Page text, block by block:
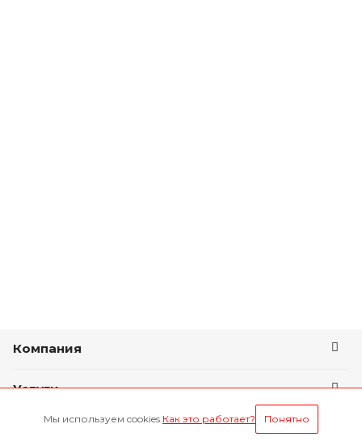
Компания
Услуги
Условия оплаты
Мы используем cookies.Как это работает? Понятно